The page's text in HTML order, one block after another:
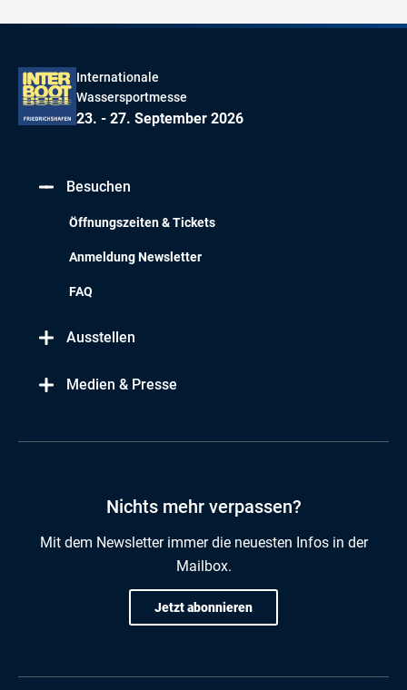
Internationale
Wassersportmesse
23. - 27. September 2026
Besuchen
Öffnungszeiten & Tickets
Anmeldung Newsletter
FAQ
Ausstellen
Medien & Presse
Nichts mehr verpassen?
Mit dem Newsletter immer die neuesten Infos in der
Mailbox.
Jetzt abonnieren